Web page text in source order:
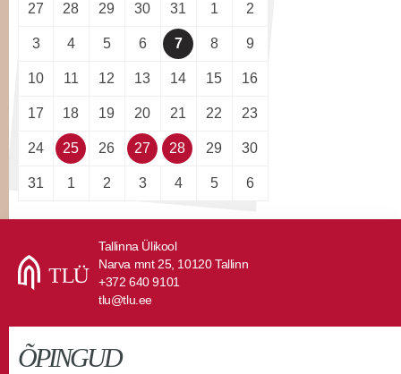
27 28 29 30 31 1 2
3 4 5 6 7 8 9
10 11 12 13 14 15 16
17 18 19 20 21 22 23
24 25 26 27 28 29 30
31 1 2 3 4 5 6
Tallinna Ülikool
Narva mnt 25, 10120 Tallinn
+372 640 9101
tlu@tlu.ee
ÕPINGUD